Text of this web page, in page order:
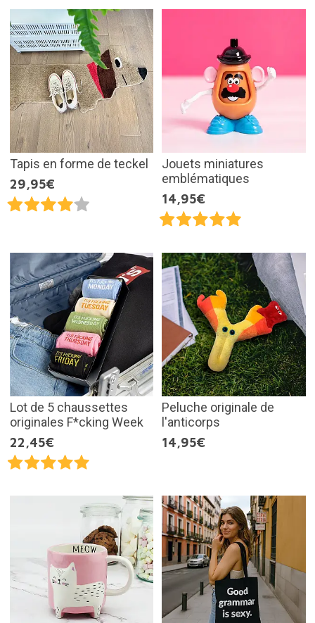
Tapis en forme de teckel
29,95€
Jouets miniatures
emblématiques
14,95€
Lot de 5 chaussettes
originales F*cking Week
22,45€
Peluche originale de
l'anticorps
14,95€